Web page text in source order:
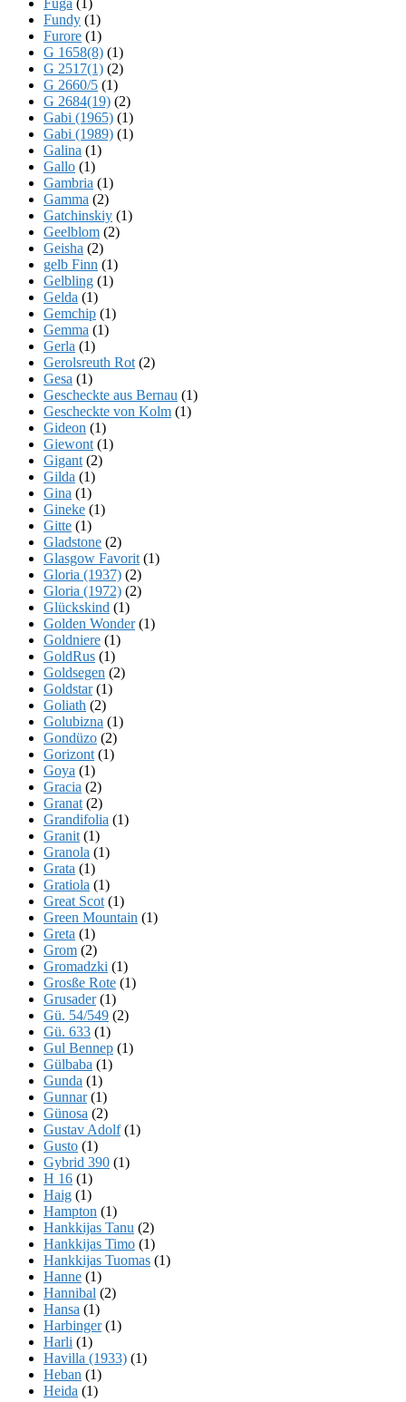
Fundy (1)
Furore (1)
G 1658(8) (1)
G 2517(1) (2)
G 2660/5 (1)
G 2684(19) (2)
Gabi (1965) (1)
Gabi (1989) (1)
Galina (1)
Gallo (1)
Gambria (1)
Gamma (2)
Gatchinskiy (1)
Geelblom (2)
Geisha (2)
gelb Finn (1)
Gelbling (1)
Gelda (1)
Gemchip (1)
Gemma (1)
Gerla (1)
Gerolsreuth Rot (2)
Gesa (1)
Gescheckte aus Bernau (1)
Gescheckte von Kolm (1)
Gideon (1)
Giewont (1)
Gigant (2)
Gilda (1)
Gina (1)
Gineke (1)
Gitte (1)
Gladstone (2)
Glasgow Favorit (1)
Gloria (1937) (2)
Gloria (1972) (2)
Glückskind (1)
Golden Wonder(1)
Goldniere (1)
GoldRus (1)
Goldsegen (2)
Goldstar(1)
Goliath (2)
Golubizna (1)
Gondüzo (2)
Gorizont (1)
Goya (1)
Gracia (2)
Granat (2)
Grandifolia (1)
Granit (1)
Granola (1)
Grata (1)
Gratiola (1)
Great Scot (1)
Green Mountain (1)
Greta (1)
Grom (2)
Gromadzki (1)
Grosße Rote (1)
Grusader(1)
Gü. 54/549 (2)
Gü. 633 (1)
Gul Bennep (1)
Gülbaba (1)
Gunda (1)
Gunnar(1)
Günosa (2)
Gustav Adolf(1)
Gusto (1)
Gybrid 390 (1)
H 16 (1)
Haig (1)
Hampton (1)
Hankkijas Tanu (2)
Hankkijas Timo (1)
Hankkijas Tuomas (1)
Hanne (1)
Hannibal (2)
Hansa (1)
Harbinger(1)
Harli (1)
Havilla (1933) (1)
Heban (1)
Heida (1)